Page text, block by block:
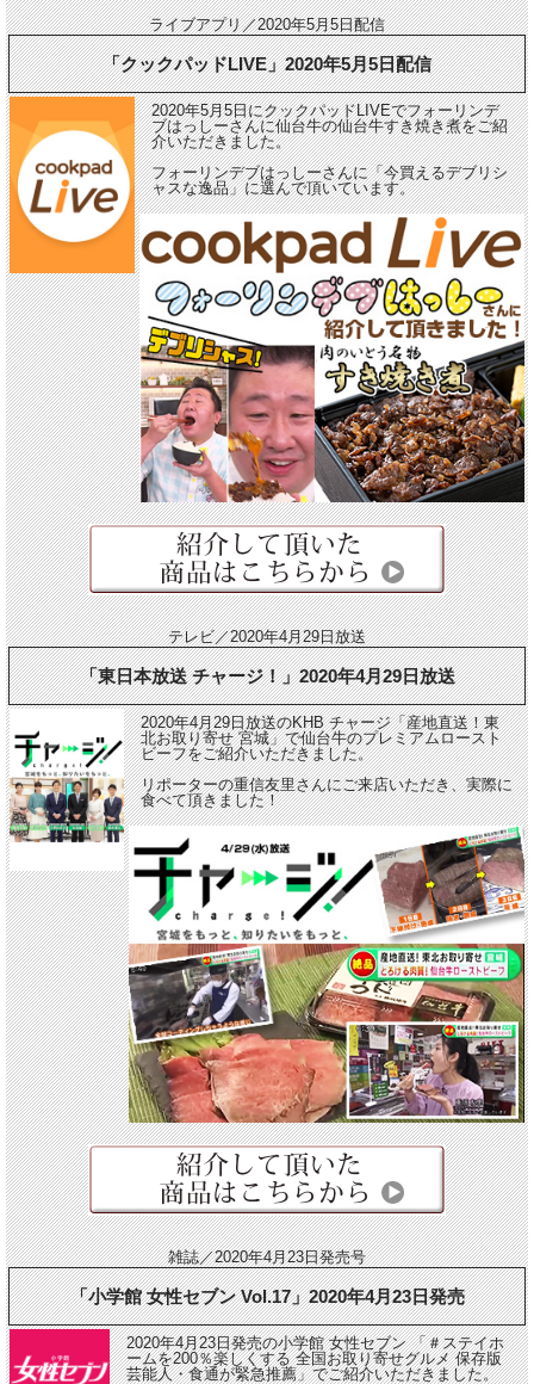
ライブアプリ／2020年5月5日配信
「クックパッドLIVE」2020年5月5日配信
2020年5月5日にクックパッドLIVEでフォーリンデ
ブはっしーさんに仙台牛の仙台牛すき焼き煮をご紹
介いただきました。
フォーリンデブはっしーさんに「今買えるデブリシ
ャスな逸品」に選んで頂いています。
テレビ／2020年4月29日放送
「東日本放送 チャージ！」2020年4月29日放送
2020年4月29日放送のKHB チャージ「産地直送！東
北お取り寄せ 宮城」で仙台牛のプレミアムロースト
ビーフをご紹介いただきました。
リポーターの重信友里さんにご来店いただき、実際に
食べて頂きました！
雑誌／2020年4月23日発売号
「小学館 女性セブン Vol.17」2020年4月23日発売
2020年4月23日発売の小学館 女性セブン 「＃ステイホ
ームを200％楽しくする 全国お取り寄せグルメ 保存版
芸能人・食通が緊急推薦」でご紹介いただきました。